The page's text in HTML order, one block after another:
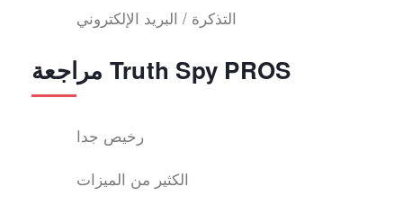
التذكرة / البريد الإلكتروني
مراجعة Truth Spy PROS
رخيص جدا
الكثير من الميزات